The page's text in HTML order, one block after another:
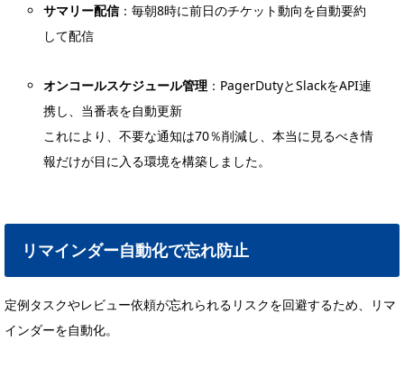
サマリー配信：毎朝8時に前日のチケット動向を自動要約
して配信
オンコールスケジュール管理 ：PagerDutyとSlackをAPI連
携し、当番表を自動更新
これにより、不要な通知は70％削減し、本当に見るべき情
報だけが目に入る環境を構築しました。
リマインダー自動化で忘れ防止
定例タスクやレビュー依頼が忘れられるリスクを回避するため、リマ
インダーを自動化。